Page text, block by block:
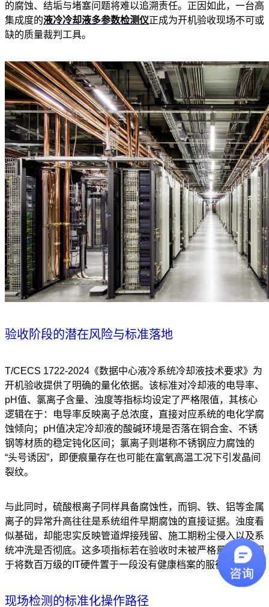
的腐蚀、结垢与堵塞问题将难以追溯责任。正因如此，一台高
集成度的液冷冷却液多参数检测仪正成为开机验收现场不可或
缺的质量裁判工具。
验收阶段的潜在风险与标准落地
T/CECS 1722-2024《数据中心液冷系统冷却液技术要求》为
开机验收提供了明确的量化依据。该标准对冷却液的电导率、
pH值、氯离子含量、浊度等指标均设定了严格限值，其核心
逻辑在于：电导率反映离子总浓度，直接对应系统的电化学腐
蚀倾向；pH值决定冷却液的酸碱环境是否落在铜合金、不锈
钢等材质的稳定钝化区间；氯离子则堪称不锈钢应力腐蚀的
“头号诱因”，即便痕量存在也可能在富氧高温工况下引发晶间
裂纹。
与此同时，硫酸根离子同样具备腐蚀性，而铜、铁、铝等金属
离子的异常升高往往是系统组件早期腐蚀的直接证据。浊度看
似基础，却能忠实反映管道焊接残留、施工期粉尘侵入以及系
统冲洗是否彻底。这多项指标若在验收时未被严格量化，等同
于将数百万级的IT硬件置于一段没有健康档案的服役期。
现场检测的标准化操作路径